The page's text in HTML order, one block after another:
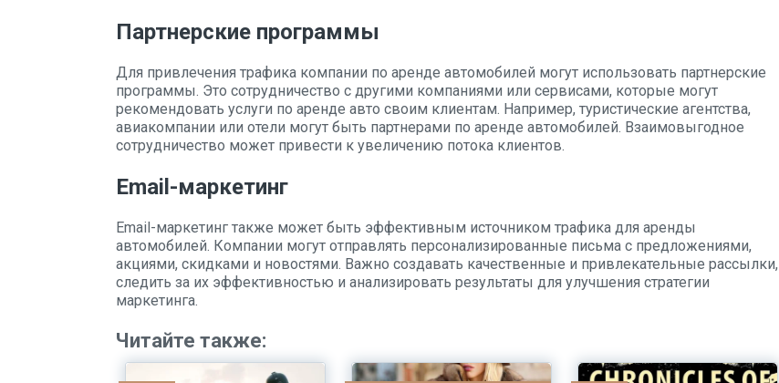
Партнерские программы
Для привлечения трафика компании по аренде автомобилей могут использовать партнерские
программы. Это сотрудничество с другими компаниями или сервисами, которые могут
рекомендовать услуги по аренде авто своим клиентам. Например, туристические агентства,
авиакомпании или отели могут быть партнерами по аренде автомобилей. Взаимовыгодное
сотрудничество может привести к увеличению потока клиентов.
Email-маркетинг
Email-маркетинг также может быть эффективным источником трафика для аренды
автомобилей. Компании могут отправлять персонализированные письма с предложениями,
акциями, скидками и новостями. Важно создавать качественные и привлекательные рассылки,
следить за их эффективностью и анализировать результаты для улучшения стратегии
маркетинга.
Читайте также: